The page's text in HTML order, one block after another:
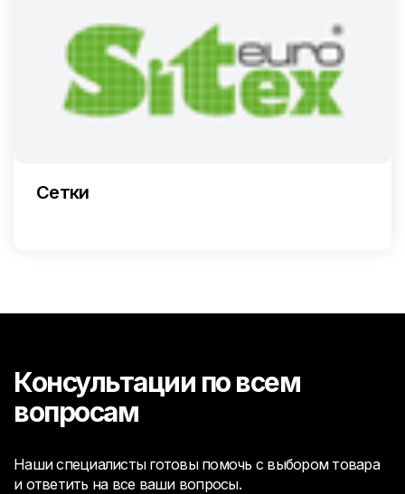
Сетки
Консультации по всем
вопросам
Наши специалисты готовы помочь с выбором товара
и ответить на все ваши вопросы.